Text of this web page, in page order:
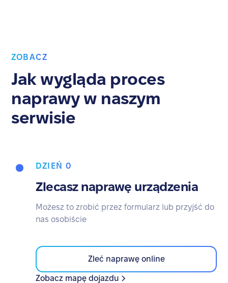
ZOBACZ
Jak wygląda proces
naprawy w naszym
serwisie
DZIEŃ 0
Zlecasz naprawę urządzenia
Możesz to zrobić przez formularz lub przyjść do
nas osobiście
Zleć naprawę online
Zobacz mapę dojazdu